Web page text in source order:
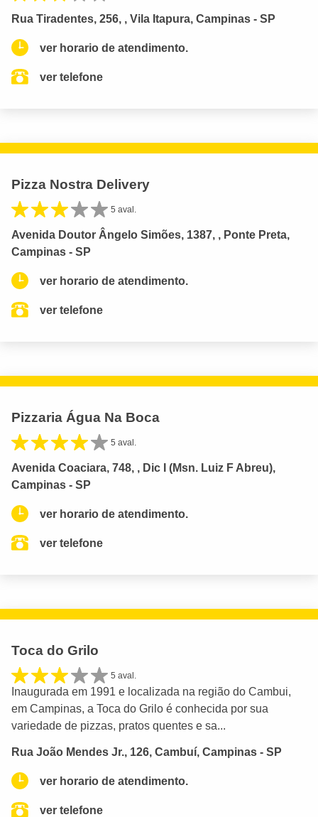
Rua Tiradentes, 256, , Vila Itapura, Campinas - SP
ver horario de atendimento.
ver telefone
Pizza Nostra Delivery
5 aval.
Avenida Doutor Ângelo Simões, 1387, , Ponte Preta,
Campinas - SP
ver horario de atendimento.
ver telefone
Pizzaria Água Na Boca
5 aval.
Avenida Coaciara, 748, , Dic I (Msn. Luiz F Abreu),
Campinas - SP
ver horario de atendimento.
ver telefone
Toca do Grilo
5 aval.
Inaugurada em 1991 e localizada na região do Cambui,
em Campinas, a Toca do Grilo é conhecida por sua
variedade de pizzas, pratos quentes e sa...
Rua João Mendes Jr., 126, Cambuí, Campinas - SP
ver horario de atendimento.
ver telefone